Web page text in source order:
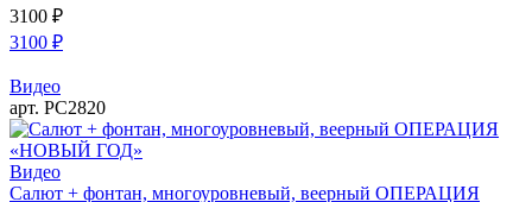
3100 ₽
3100 ₽
Видео
арт. РС2820
Видео
Салют + фонтан, многоуровневый, веерный ОПЕРАЦИЯ